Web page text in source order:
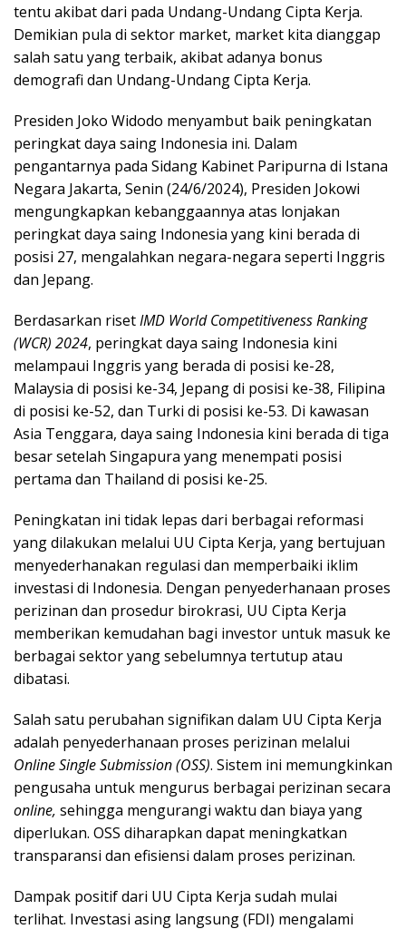
tentu akibat dari pada Undang-Undang Cipta Kerja.
Demikian pula di sektor market, market kita dianggap
salah satu yang terbaik, akibat adanya bonus
demografi dan Undang-Undang Cipta Kerja.
Presiden Joko Widodo menyambut baik peningkatan
peringkat daya saing Indonesia ini. Dalam
pengantarnya pada Sidang Kabinet Paripurna di Istana
Negara Jakarta, Senin (24/6/2024), Presiden Jokowi
mengungkapkan kebanggaannya atas lonjakan
peringkat daya saing Indonesia yang kini berada di
posisi 27, mengalahkan negara-negara seperti Inggris
dan Jepang.
Berdasarkan risetIMD World Competitiveness Ranking
(WCR) 2024, peringkat daya saing Indonesia kini
melampaui Inggris yang berada di posisi ke-28,
Malaysia di posisi ke-34, Jepang di posisi ke-38, Filipina
di posisi ke-52, dan Turki di posisi ke-53. Di kawasan
Asia Tenggara, daya saing Indonesia kini berada di tiga
besar setelah Singapura yang menempati posisi
pertama dan Thailand di posisi ke-25.
Peningkatan ini tidak lepas dari berbagai reformasi
yang dilakukan melalui UU Cipta Kerja, yang bertujuan
menyederhanakan regulasi dan memperbaiki iklim
investasi di Indonesia. Dengan penyederhanaan proses
perizinan dan prosedur birokrasi, UU Cipta Kerja
memberikan kemudahan bagi investor untuk masuk ke
berbagai sektor yang sebelumnya tertutup atau
dibatasi.
Salah satu perubahan signifikan dalam UU Cipta Kerja
adalah penyederhanaan proses perizinan melalui
Online Single Submission (OSS). Sistem ini memungkinkan
pengusaha untuk mengurus berbagai perizinan secara
online, sehingga mengurangi waktu dan biaya yang
diperlukan. OSS diharapkan dapat meningkatkan
transparansi dan efisiensi dalam proses perizinan.
Dampak positif dari UU Cipta Kerja sudah mulai
terlihat. Investasi asing langsung (FDI) mengalami